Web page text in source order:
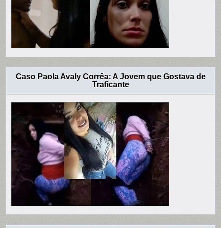
Caso Paola Avaly Corrêa: A Jovem que Gostava de
Traficante